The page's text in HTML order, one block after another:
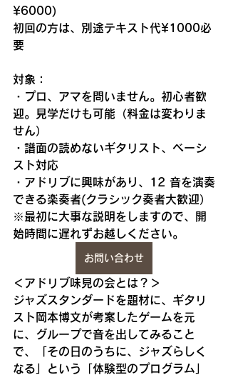
¥6000)
初回の方は、別途テキスト代¥1000必
要
対象：
・プロ、アマを問いません。初心者歓
迎。見学だけも可能（料金は変わりま
せん）
・譜面の読めないギタリスト、ベーシ
スト対応
・アドリブに興味があり、12 音を演奏
できる楽奏者(クラシック奏者大歓迎）
※最初に大事な説明をしますので、開
始時間に遅れずお越しください。
お問い合わせ
＜アドリブ味見の会とは？＞
ジャズスタンダードを題材に、ギタリ
スト岡本博文が考案したゲームを元
に、グループで音を出してみること
で、「その日のうちに、ジャズらしく
なる」という「体験型のプログラム」